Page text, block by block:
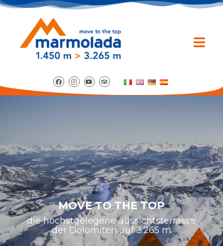
MOVE TO THE TOP
die hochstgelegene aussichtsterrasse
der Dolomiten auf 3.265 m